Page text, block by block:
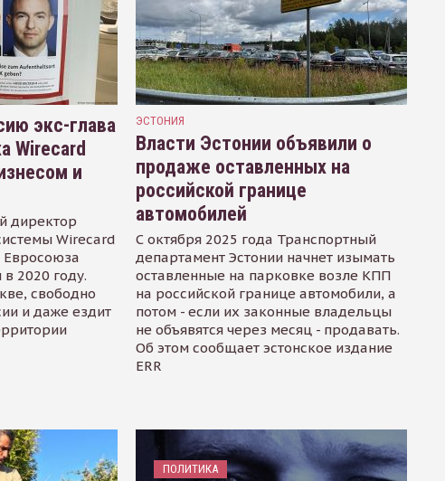
экс-глава
Wirecard
и
директор
Wirecard
2020 году.
свободно
и даже ездит
ЭСТОНИЯ
Власти Эстонии объявили о
продаже оставленных на
российской границе
автомобилей
С октября 2025 года Транспортный
департамент Эстонии начнет изымать
оставленные на парковке возле КПП
на российской границе автомобили, а
потом - если их законные владельцы
не объявятся через месяц - продавать.
Об этом сообщает эстонское издание
ERR
ПОЛИТИКА